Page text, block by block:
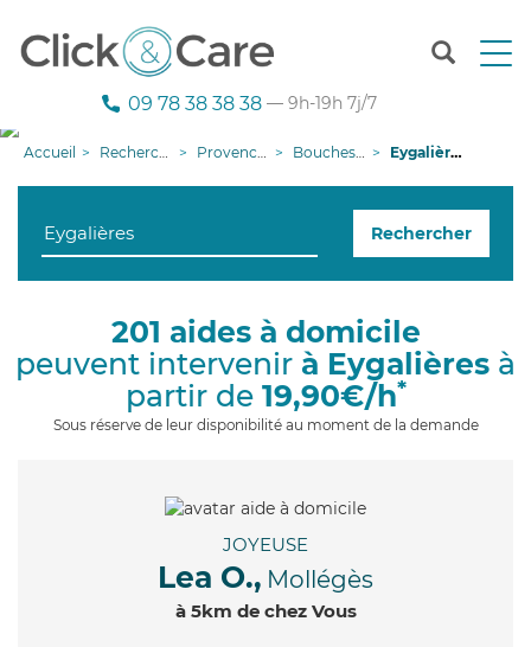
T
n
g
i
09 78 38 38 38 — 9h-19h 7j/7
Accueil Recherche aide à domicile Provence-Alpes-Côte d'Azur Bouches-du-Rhône Eygalières
Rechercher
201 aides à domicile
peuvent intervenir à Eygalières à
partir de 19,90€/h*
Sous réserve de leur disponibilité au moment de la demande
JOYEUSE
Lea O., Mollégès
à 5km de chez Vous